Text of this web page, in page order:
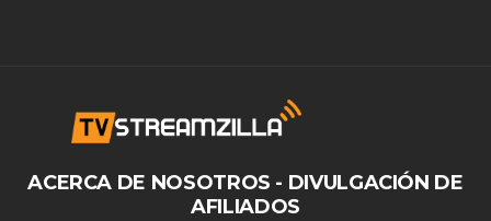
ACERCA DE NOSOTROS - DIVULGACIÓN DE
AFILIADOS